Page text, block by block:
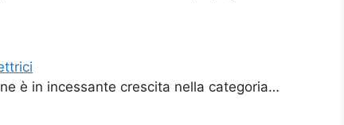
è in incessante crescita nella categoria…